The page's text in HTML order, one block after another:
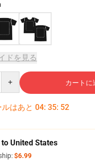
ドを見る
カートに
はあと 04: 35: 51
to United States
$6.99